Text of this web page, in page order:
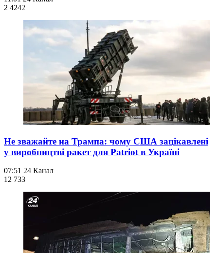
2 4242
Не зважайте на Трампа: чому США зацікавлені
у виробництві ракет для Patriot в Україні
07:51 24 Канал
12 733